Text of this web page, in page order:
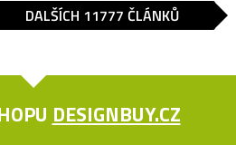
DALŠÍCH 11777 ČLÁNKŮ
DESIGNBUY.CZ